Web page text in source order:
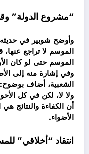
“مشروع الدولة”
وأوضح شوبير في
الموسم لا تراجع عنها،
الموسم حتى لو كان
وفي إشارة منه إلى
الشعبية، أضاف
ولا لا، لكن في كل
أن الكفاءة والنتائج
الأضواء.
انتقاد “أخلاقي”